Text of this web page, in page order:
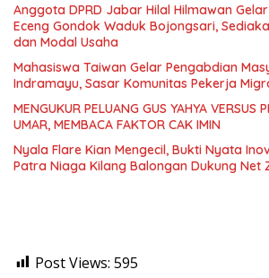
Anggota DPRD Jabar Hilal Hilmawan
Eceng Gondok Waduk Bojongsari,
dan Modal Usaha
Mahasiswa Taiwan Gelar Pengabdian
Indramayu, Sasar Komunitas Pekerja
MENGUKUR PELUANG GUS YAHYA VERSUS
UMAR, MEMBACA FAKTOR CAK IMIN
Nyala Flare Kian Mengecil, Bukti Nyata
Patra Niaga Kilang Balongan Dukung Net
Post Views: 595